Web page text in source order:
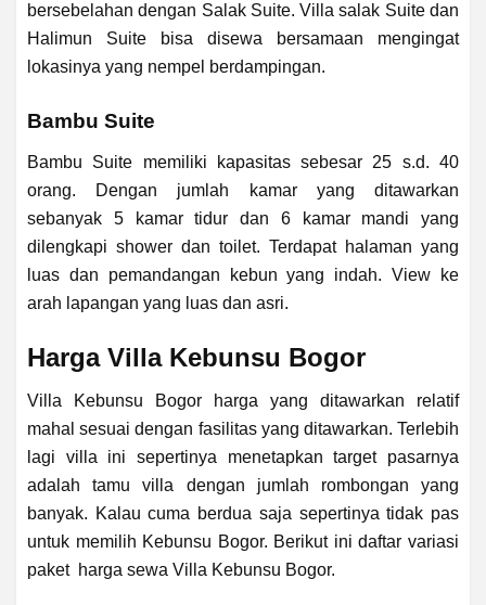
bersebelahan dengan Salak Suite. Villa salak Suite dan
Halimun Suite bisa disewa bersamaan mengingat
lokasinya yang nempel berdampingan.
Bambu Suite
Bambu Suite memiliki kapasitas sebesar 25 s.d. 40
orang. Dengan jumlah kamar yang ditawarkan
sebanyak 5 kamar tidur dan 6 kamar mandi yang
dilengkapi shower dan toilet. Terdapat halaman yang
luas dan pemandangan kebun yang indah. View ke
arah lapangan yang luas dan asri.
Harga Villa Kebunsu Bogor
Villa Kebunsu Bogor harga yang ditawarkan relatif
mahal sesuai dengan fasilitas yang ditawarkan. Terlebih
lagi villa ini sepertinya menetapkan target pasarnya
adalah tamu villa dengan jumlah rombongan yang
banyak. Kalau cuma berdua saja sepertinya tidak pas
untuk memilih Kebunsu Bogor. Berikut ini daftar variasi
paket harga sewa Villa Kebunsu Bogor.